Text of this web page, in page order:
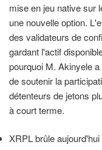
mise en jeu native sur
une nouvelle option.
des validateurs de
gardant l'actif
pourquoi M. Akinyele
de soutenir la
détenteurs de jetons
à court terme.
XRPL brûle